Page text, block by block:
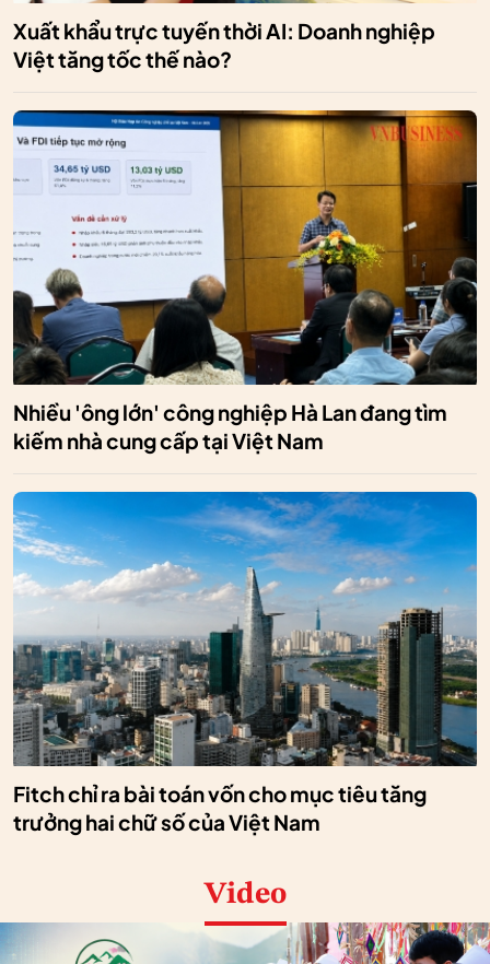
Xuất khẩu trực tuyến thời AI: Doanh nghiệp
Việt tăng tốc thế nào?
Nhiều 'ông lớn' công nghiệp Hà Lan đang tìm
kiếm nhà cung cấp tại Việt Nam
Fitch chỉ ra bài toán vốn cho mục tiêu tăng
trưởng hai chữ số của Việt Nam
Video